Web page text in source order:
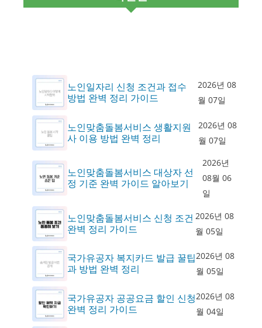
노인일자리 신청 조건과 접수
방법 완벽 정리 가이드
2026년 08
월 07일
노인맞춤돌봄서비스 생활지원
사 이용 방법 완벽 정리
2026년 08
월 07일
노인맞춤돌봄서비스 대상자 선
정 기준 완벽 가이드 알아보기
2026년
08월 06
일
노인맞춤돌봄서비스 신청 조건
완벽 정리 가이드
2026년 08
월 05일
국가유공자 복지카드 발급 꿀팁
과 방법 완벽 정리
2026년 08
월 05일
국가유공자 공공요금 할인 신청
완벽 정리 가이드
2026년 08
월 04일